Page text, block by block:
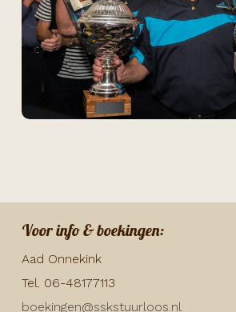
Voor info & boekingen:
Aad Onnekink
Tel. 06-48177113
boekingen@sskstuurloos.nl